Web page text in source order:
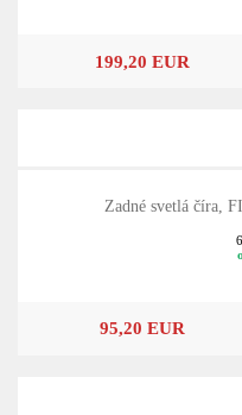
199,20 EUR
Zadné svetlá číra,
95,20 EUR